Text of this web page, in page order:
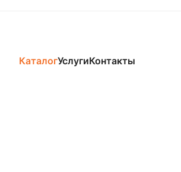
КаталогУслугиКонтакты